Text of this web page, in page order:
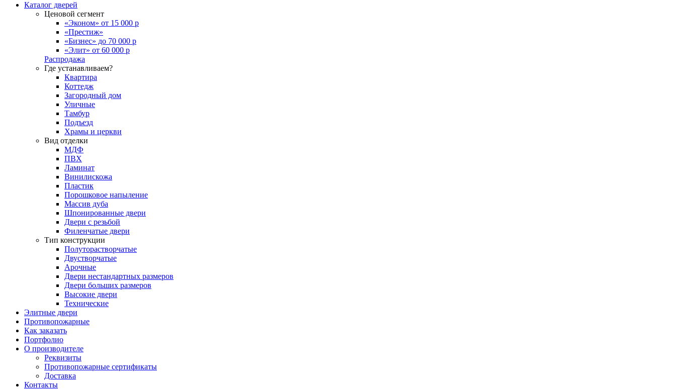
Каталог дверей
Ценовой сегмент
«Эконом» от 15 000 р
«Престиж»
«Бизнес» до 70 000 р
«Элит» от 60 000 р
Распродажа
Где устанавливаем?
Квартира
Коттедж
Загородный дом
Уличные
Тамбур
Подъезд
Храмы и церкви
Вид отделки
МДФ
ПВХ
Ламинат
Винилискожа
Пластик
Порошковое напыление
Массив дуба
Шпонированные двери
Двери с резьбой
Филенчатые двери
Тип конструкции
Полуторастворчатые
Двустворчатые
Арочные
Двери нестандартных размеров
Двери больших размеров
Высокие двери
Технические
Элитные двери
Противопожарные
Как заказать
Портфолио
О производителе
Реквизиты
Противопожарные сертификаты
Доставка
Контакты